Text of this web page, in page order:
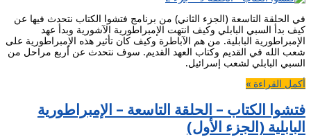
في الحلقة التاسعة (الجزء الثاني) من برنامج فتشوا الكتاب نتحدث فيها عن
كيف بدأ السبي البابلي وكيف انتهت الإمبراطورية الآشورية وبدأ عهد
الإمبراطورية البابلية. من هم الآباطرة وكيف كان تأثير هذه الإمبراطورية على
شعب الله في القديم وكتاب العهد القديم. سوف نتحدث عن أربع مراحل من
السبي البابلي لشعب إسرائيل.
أكمل القراءة »
فتشوا الكتاب – الحلقة التاسعة – الإمبراطورية
البابلية (الجزء الأول)